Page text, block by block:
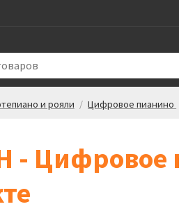
и рояли / Цифровое пианино
-